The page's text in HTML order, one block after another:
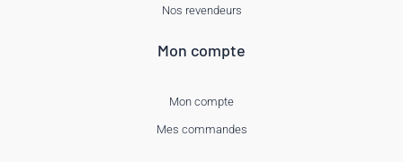
Nos revendeurs
Mon compte
Mon compte
Mes commandes